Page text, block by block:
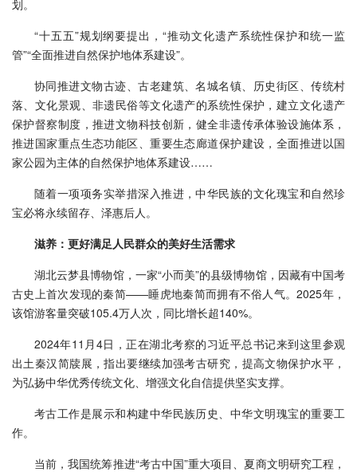
划。
“十五五”规划纲要提出，“推动文化遗产系统性保护和统一监
管”“全面推进自然保护地体系建设”。
协同推进文物古迹、古老建筑、名城名镇、历史街区、传统村
落、文化景观、非遗民俗等文化遗产的系统性保护，建立文化遗产
保护督察制度，推进文物科技创新，健全非遗传承体验设施体系，
推进国家重点生态功能区、重要生态廊道保护建设，全面推进以国
家公园为主体的自然保护地体系建设……
随着一项项务实举措深入推进，中华民族的文化瑰宝和自然珍
宝必将永续留存、泽惠后人。
滋养：更好满足人民群众的美好生活需求
湖北云梦县博物馆，一家“小而美”的县级博物馆，因藏有中国考
古史上首次发现的秦简——睡虎地秦简而拥有不俗人气。2025年，
该馆游客量突破105.4万人次，同比增长超140%。
2024年11月4日，正在湖北考察的习近平总书记来到这里参观
出土秦汉简牍展，指出要继续加强考古研究，提高文物保护水平，
为弘扬中华优秀传统文化、增强文化自信提供坚实支撑。
考古工作是展示和构建中华民族历史、中华文明瑰宝的重要工
作。
当前，我国统筹推进“考古中国”重大项目、夏商文明研究工程，